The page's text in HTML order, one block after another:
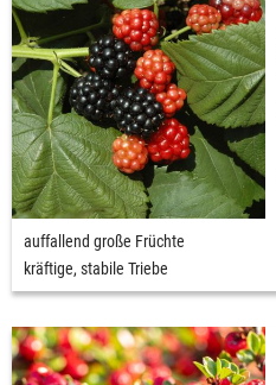
auffallend große Früchte
kräftige, stabile Triebe